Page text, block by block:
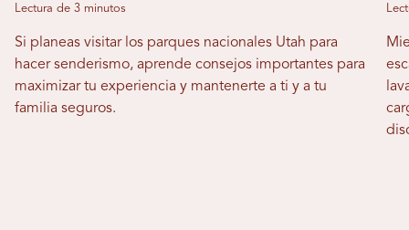
Lectura de 3 minutos
Si planeas visitar los parques nacionales Utah para
hacer senderismo, aprende consejos importantes para
maximizar tu experiencia y mantenerte a ti y a tu
familia seguros.